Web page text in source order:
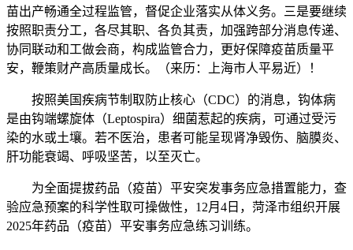
苗出产畅通全过程监管，督促企业落实从体义务。三是要继续
按照职责分工，各尽其职、各负其责，加强跨部分消息传递、
协同联动和工做会商，构成监管合力，更好保障疫苗质量平
安，鞭策财产高质量成长。（来历：上海市人平易近）！
按照美国疾病节制取防止核心（CDC）的消息，钩体病
是由钩端螺旋体（Leptospira）细菌惹起的疾病，可通过受污
染的水或土壤。若不医治，患者可能呈现肾净毁伤、脑膜炎、
肝功能衰竭、呼吸坚苦，以至灭亡。
为全面提拔药品（疫苗）平安突发事务应急措置能力，查
验应急预案的科学性取可操做性，12月4日，菏泽市组织开展
2025年药品（疫苗）平安事务应急练习训练。